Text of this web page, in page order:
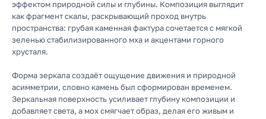
эффектом природной силы и глубины. Композиция выглядит
как фрагмент скалы, раскрывающий проход внутрь
пространства: грубая каменная фактура сочетается с мягкой
зеленью стабилизированного мха и акцентами горного
хрусталя.
Форма зеркала создаёт ощущение движения и природной
асимметрии, словно камень был сформирован временем.
Зеркальная поверхность усиливает глубину композиции и
добавляет света, а мох смягчает образ, делая его живым и